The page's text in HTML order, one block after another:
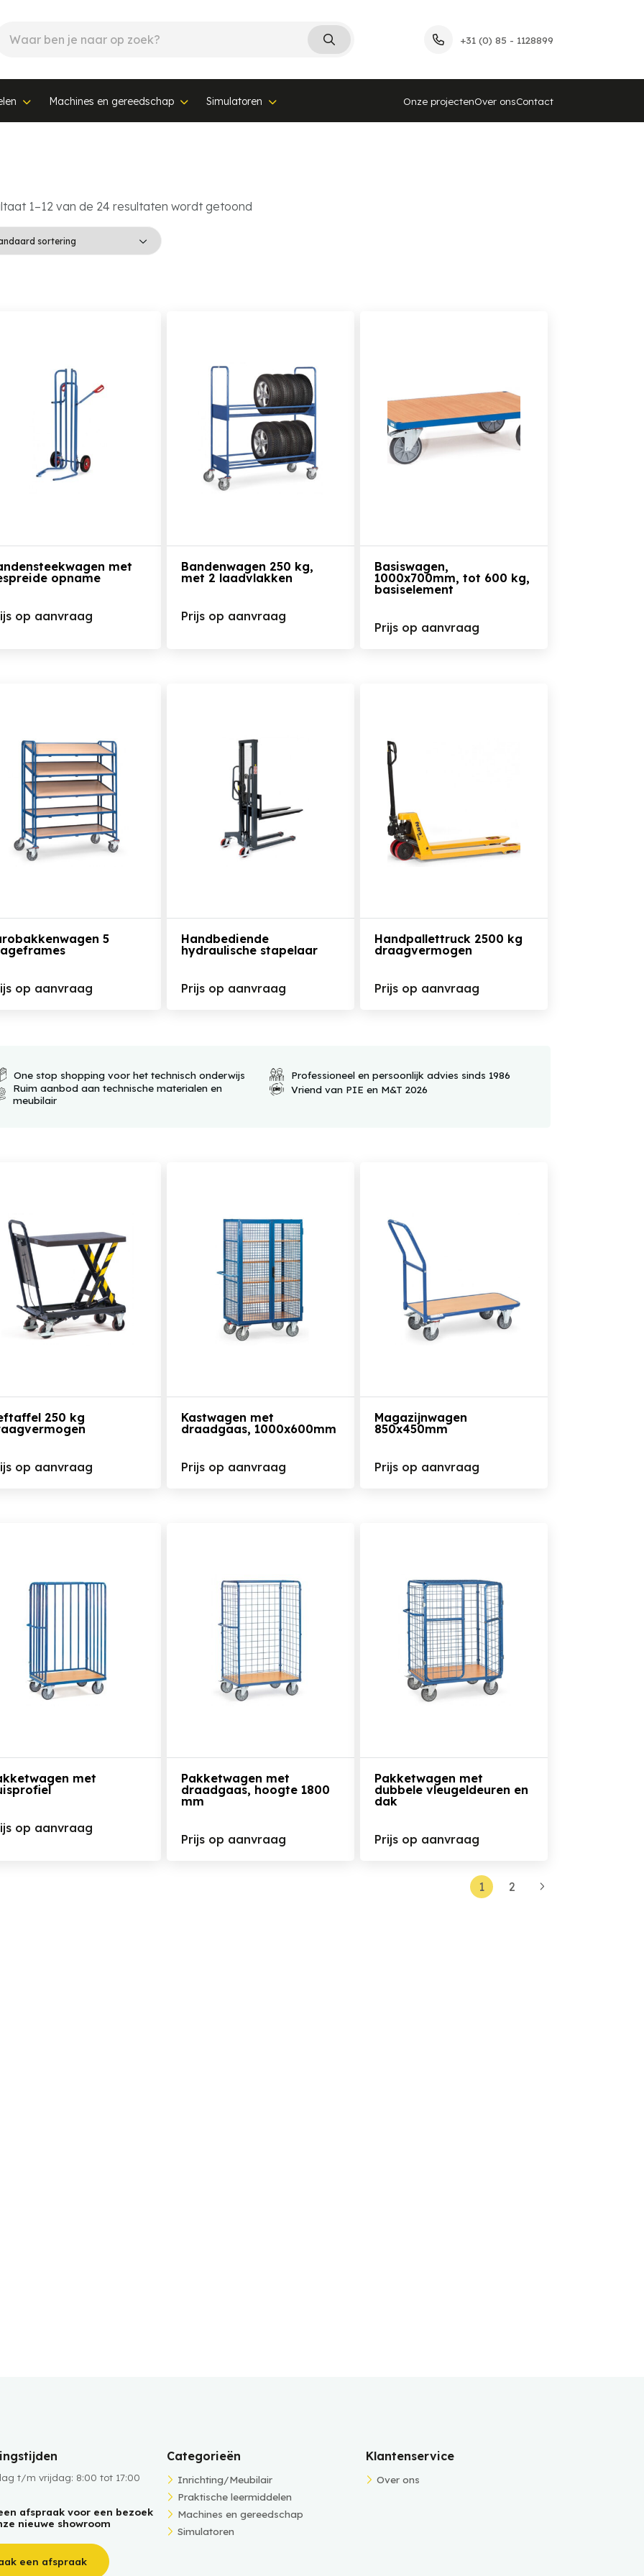
+31 (0) 85 - 1128899
Machines en gereedschap Simulatoren Onze projectenOver onsContact
1–12 van de 24 resultaten wordt getoond
Bekijk het productmet
opname
op aanvraag
Bekijk het product
Bandenwagen 250 kg,
met 2 laadvlakken
Prijs op aanvraag
Bekijk het product
Basiswagen,
1000x700mm, tot 600 kg,
basiselement
Prijs op aanvraag
Bekijk het product
5
op aanvraag
Bekijk het product
Handbediende
hydraulische stapelaar
Prijs op aanvraag
Bekijk het product
Handpallettruck 2500 kg
draagvermogen
Prijs op aanvraag
One stop shopping voor het technisch onderwijs
Professioneel en persoonlijk advies sinds 1986
Ruim aanbod aan technische materialen en
meubilair
Vriend van PIE en M&T 2026
Bekijk het product
250 kg
op aanvraag
Bekijk het product
Kastwagen met
draadgaas, 1000x600mm
Prijs op aanvraag
Bekijk het product
Magazijnwagen
850x450mm
Prijs op aanvraag
Bekijk het product
met
op aanvraag
Bekijk het product
Pakketwagen met
draadgaas, hoogte 1800
mm
Prijs op aanvraag
Bekijk het product
Pakketwagen met
dubbele vleugeldeuren en
dak
Prijs op aanvraag
1 2
t/m vrijdag: 8:00 tot 17:00
afspraak voor een bezoek
nieuwe showroom
een afspraak
Categorieën
Inrichting/Meubilair
Praktische leermiddelen
Machines en gereedschap
Simulatoren
Klantenservice
Over ons